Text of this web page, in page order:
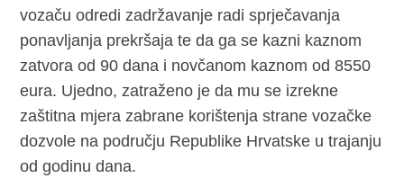
vozaču odredi zadržavanje radi sprječavanja
ponavljanja prekršaja te da ga se kazni kaznom
zatvora od 90 dana i novčanom kaznom od 8550
eura. Ujedno, zatraženo je da mu se izrekne
zaštitna mjera zabrane korištenja strane vozačke
dozvole na području Republike Hrvatske u trajanju
od godinu dana.